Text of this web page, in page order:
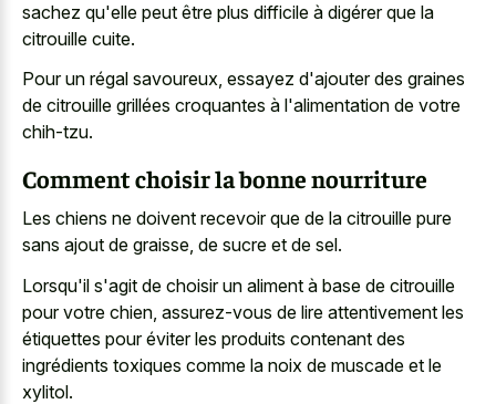
sachez qu'elle peut être plus difficile à digérer que la
citrouille cuite.
Pour un régal savoureux, essayez d'ajouter des graines
de citrouille grillées croquantes à l'alimentation de votre
chih-tzu.
Comment choisir la bonne nourriture
Les chiens ne doivent recevoir que de la citrouille pure
sans ajout de graisse, de sucre et de sel.
Lorsqu'il s'agit de choisir un aliment à base de citrouille
pour votre chien, assurez-vous de lire attentivement les
étiquettes pour éviter les produits contenant des
ingrédients toxiques comme la noix de muscade et le
xylitol.